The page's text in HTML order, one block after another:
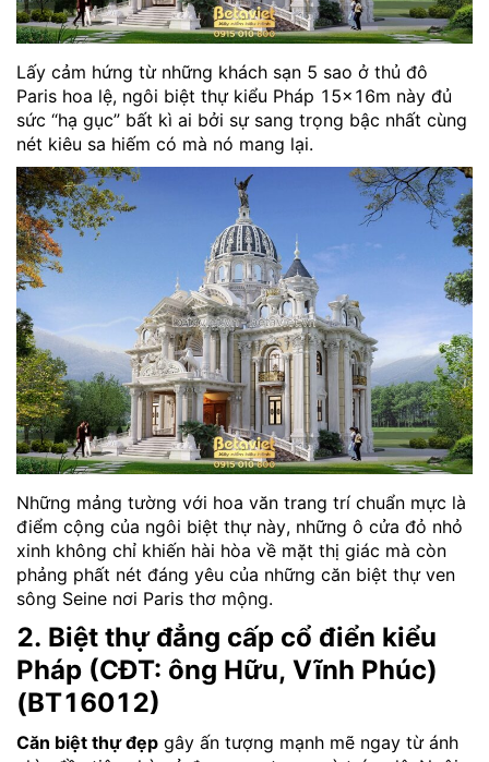
Lấy cảm hứng từ những khách sạn 5 sao ở thủ đô
Paris hoa lệ, ngôi biệt thự kiểu Pháp 15x16m này đủ
sức “hạ gục” bất kì ai bởi sự sang trọng bậc nhất cùng
nét kiêu sa hiếm có mà nó mang lại.
Những mảng tường với hoa văn trang trí chuẩn mực là
điểm cộng của ngôi biệt thự này, những ô cửa đỏ nhỏ
xinh không chỉ khiến hài hòa về mặt thị giác mà còn
phảng phất nét đáng yêu của những căn biệt thự ven
sông Seine nơi Paris thơ mộng.
2. Biệt thự đẳng cấp cổ điển kiểu
Pháp (CĐT: ông Hữu, Vĩnh Phúc)
(BT16012)
Căn biệt thự đẹp gây ấn tượng mạnh mẽ ngay từ ánh